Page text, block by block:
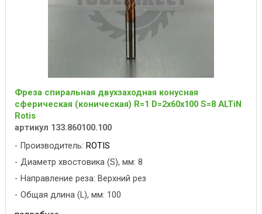
Фреза спиральная двухзаходная конусная
сферическая (коническая) R=1 D=2x60x100 S=8 ALTiN
Rotis
артикул 133.860100.100
Производитель: ROTIS
Диаметр хвостовика (S), мм: 8
Направление реза: Верхний рез
Общая длина (L), мм: 100